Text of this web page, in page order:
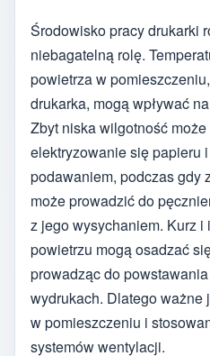
Środowisko pracy drukarki
niebagatelną rolę.
powietrza w
drukarka, mogą wpływać
Zbyt niska wilgotność
elektryzowanie się papieru
podawaniem, podczas gdy
może prowadzić do
z jego wysychaniem. Kurz
powietrzu mogą osadzać
prowadząc do
wydrukach. Dlatego ważne
w pomieszczeniu i
systemów wentylacji.